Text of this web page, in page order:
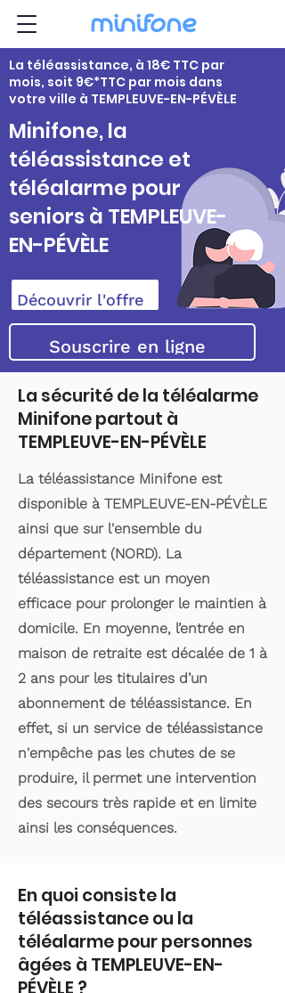
La téléassistance, à 18€ TTC par
mois, soit 9€*TTC par mois dans
votre ville à TEMPLEUVE-EN-PÉVÈLE
Minifone, la
téléassistance et
téléalarme pour
seniors à TEMPLEUVE-
EN-PÉVÈLE
Découvrir l'offre
Souscrire en ligne
La sécurité de la téléalarme
Minifone partout à
TEMPLEUVE-EN-PÉVÈLE
La téléassistance Minifone est
disponible à TEMPLEUVE-EN-PÉVÈLE
ainsi que sur l'ensemble du
département (NORD). La
téléassistance est un moyen
efficace pour prolonger le maintien à
domicile. En moyenne, l’entrée en
maison de retraite est décalée de 1 à
2 ans pour les titulaires d’un
abonnement de téléassistance. En
effet, si un service de téléassistance
n'empêche pas les chutes de se
produire, il permet une intervention
des secours très rapide et en limite
ainsi les conséquences.
En quoi consiste la
téléassistance ou la
téléalarme pour personnes
âgées à TEMPLEUVE-EN-
PÉVÈLE ?